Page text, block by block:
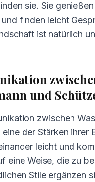
sie. Sie
finden leicht
ist natürlich
und
zwischen
der Stärken ihrer
leicht und
eine Weise, die zu
Stile ergänzen